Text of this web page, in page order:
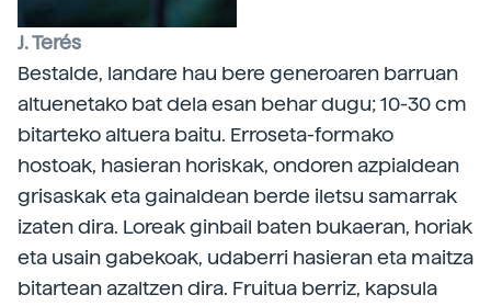
J. Terés
Bestalde, landare hau bere generoaren barruan
altuenetako bat dela esan behar dugu; 10-30 cm
bitarteko altuera baitu. Erroseta-formako
hostoak, hasieran horiskak, ondoren azpialdean
grisaskak eta gainaldean berde iletsu samarrak
izaten dira. Loreak ginbail baten bukaeran, horiak
eta usain gabekoak, udaberri hasieran eta maitza
bitartean azaltzen dira. Fruitua berriz, kapsula